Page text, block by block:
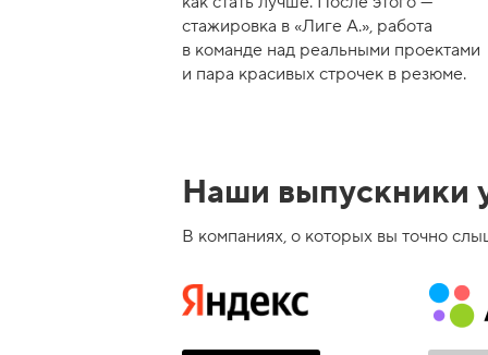
стажировка в «Лиге А.», работа
в команде над реальными проектами
и пара красивых строчек в резюме.
Наши выпускники
В компаниях, о которых вы точно